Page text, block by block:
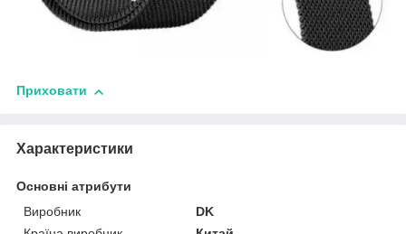
Приховати
Характеристики
Основні атрибути
Виробник
DK